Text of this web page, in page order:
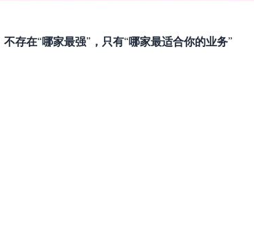
不存在“哪家最强”，只有“哪家最适合你的业务”